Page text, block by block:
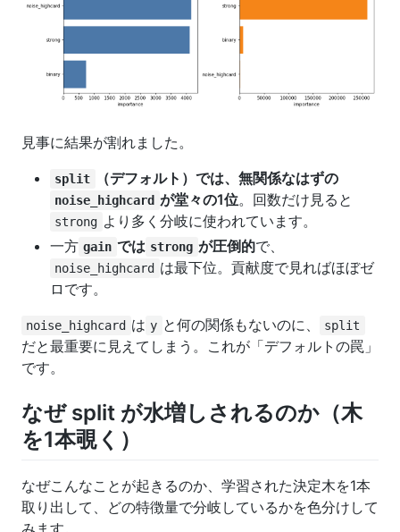
見事に結果が割れました。
split （デフォルト）では、無関係なはずの
noise_highcard が堂々の1位。回数だけ見ると
strong より多く分岐に使われています。
一方 gain では strong が圧倒的で、
noise_highcard は最下位。貢献度で見ればほぼゼ
ロです。
noise_highcard は y と何の関係もないのに、 split
だと最重要に見えてしまう。これが「デフォルトの罠」
です。
なぜ split が水増しされるのか（木
を1本覗く）
なぜこんなことが起きるのか、学習された決定木を1本
取り出して、どの特徴量で分岐しているかを色分けして